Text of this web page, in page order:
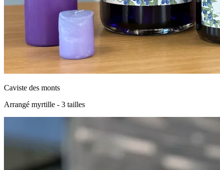
Caviste des monts
Arrangé myrtille - 3 tailles